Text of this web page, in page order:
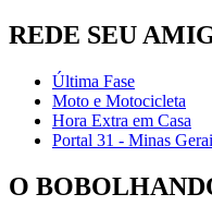
REDE SEU
Última Fase
Moto e Motocicleta
Hora Extra em Casa
Portal 31 - Minas
O